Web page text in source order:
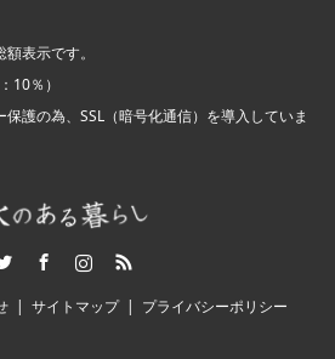
表示です。
10％）
護の為、SSL（暗号化通信）を導入していま
サイトマップ プライバシーポリシー